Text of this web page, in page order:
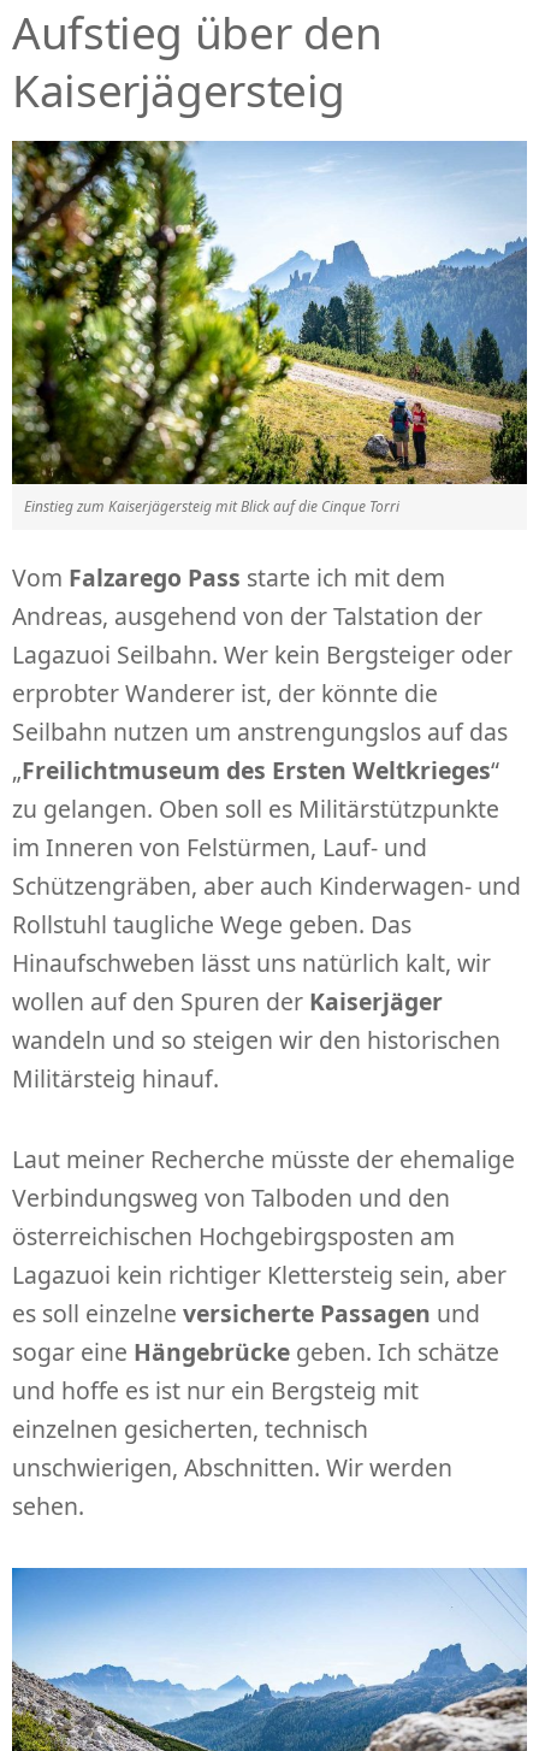
Aufstieg über den
Kaiserjägersteig
Einstieg zum Kaiserjägersteig mit Blick auf die Cinque Torri
Vom Falzarego Pass starte ich mit dem
Andreas, ausgehend von der Talstation der
Lagazuoi Seilbahn. Wer kein Bergsteiger oder
erprobter Wanderer ist, der könnte die
Seilbahn nutzen um anstrengungslos auf das
„Freilichtmuseum des Ersten Weltkrieges“
zu gelangen. Oben soll es Militärstützpunkte
im Inneren von Felstürmen, Lauf- und
Schützengräben, aber auch Kinderwagen- und
Rollstuhl taugliche Wege geben. Das
Hinaufschweben lässt uns natürlich kalt, wir
wollen auf den Spuren der Kaiserjäger
wandeln und so steigen wir den historischen
Militärsteig hinauf.
Laut meiner Recherche müsste der ehemalige
Verbindungsweg von Talboden und den
österreichischen Hochgebirgsposten am
Lagazuoi kein richtiger Klettersteig sein, aber
es soll einzelne versicherte Passagen und
sogar eine Hängebrücke geben. Ich schätze
und hoffe es ist nur ein Bergsteig mit
einzelnen gesicherten, technisch
unschwierigen, Abschnitten. Wir werden
sehen.